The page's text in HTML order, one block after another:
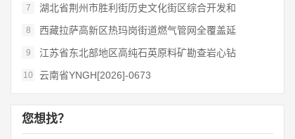
7 湖北省荆州市胜利街历史文化街区综合开发和
8 西藏拉萨高新区热玛岗街道燃气管网全覆盖延
9 江苏省东北部地区高纯石英原料矿勘查岩心钻
10 云南省YNGH[2026]-0673
您想找？